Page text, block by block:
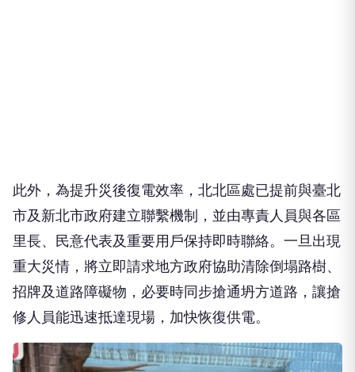
此外，為提升災後復電效率，北北區處已提前與臺北
市及新北市政府建立聯繫機制，並由專責人員與各區
里長、民意代表及重要用戶保持即時聯絡。一旦出現
重大災情，將立即請求地方政府協助清除倒塌路樹、
招牌及道路障礙物，必要時同步搶通坍方道路，讓搶
修人員能迅速抵達現場，加快恢復供電。